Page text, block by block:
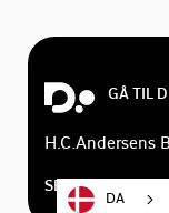
GÅ TIL
H.C.Andersens
SE DI'S
DA